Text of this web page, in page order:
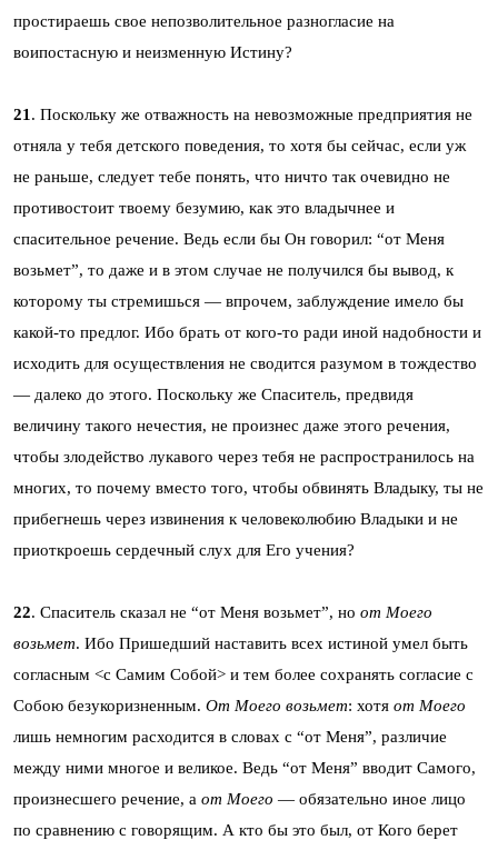
простираешь свое непозволительное разногласие на
воипостасную и неизменную Истину?
21 . Поскольку же отважность на невозможные предприятия не
отняла у тебя детского поведения, то хотя бы сейчас, если уж
не раньше, следует тебе понять, что ничто так очевидно не
противостоит твоему безумию, как это владычнее и
спасительное речение. Ведь если бы Он говорил: “от Меня
возьмет”, то даже и в этом случае не получился бы вывод, к
которому ты стремишься — впрочем, заблуждение имело бы
какой-то предлог. Ибо брать от кого-то ради иной надобности и
исходить для осуществления не сводится разумом в тождество
— далеко до этого. Поскольку же Спаситель, предвидя
величину такого нечестия, не произнес даже этого речения,
чтобы злодейство лукавого через тебя не распространилось на
многих, то почему вместо того, чтобы обвинять Владыку, ты не
прибегнешь через извинения к человеколюбию Владыки и не
приоткроешь сердечный слух для Его учения?
22. Спаситель сказал не “от Меня возьмет”, но от Моего
возьмет. Ибо Пришедший наставить всех истиной умел быть
согласным <с Самим Собой> и тем более сохранять согласие с
Собою безукоризненным. От Моего возьмет: хотя от Моего
лишь немногим расходится в словах с “от Меня”, различие
между ними многое и великое. Ведь “от Меня” вводит Самого,
произнесшего речение, а от Моего — обязательно иное лицо
по сравнению с говорящим. А кто бы это был, от Кого берет